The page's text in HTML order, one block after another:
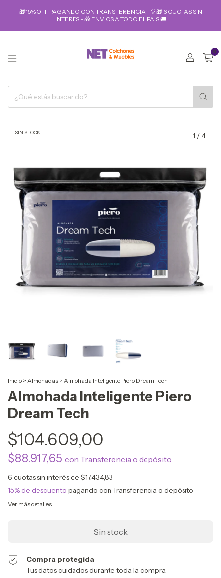
🎁15% OFF PAGANDO CON TRANSFERENCIA - 🎈🎁 6 CUOTAS SIN
INTERES - 🎁 ENVIOS A TODO EL PAIS 🚚
0
SIN STOCK 1 /4
Inicio > Almohadas > Almohada Inteligente Piero Dream Tech
Almohada Inteligente Piero
Dream Tech
$104.609,00
$88.917,65 con Transferencia o depósito
6 cuotas sin interés de $17.434,83
15% de descuento pagando con Transferencia o depósito
Ver más detalles
Compra protegida
Tus datos cuidados durante toda la compra.